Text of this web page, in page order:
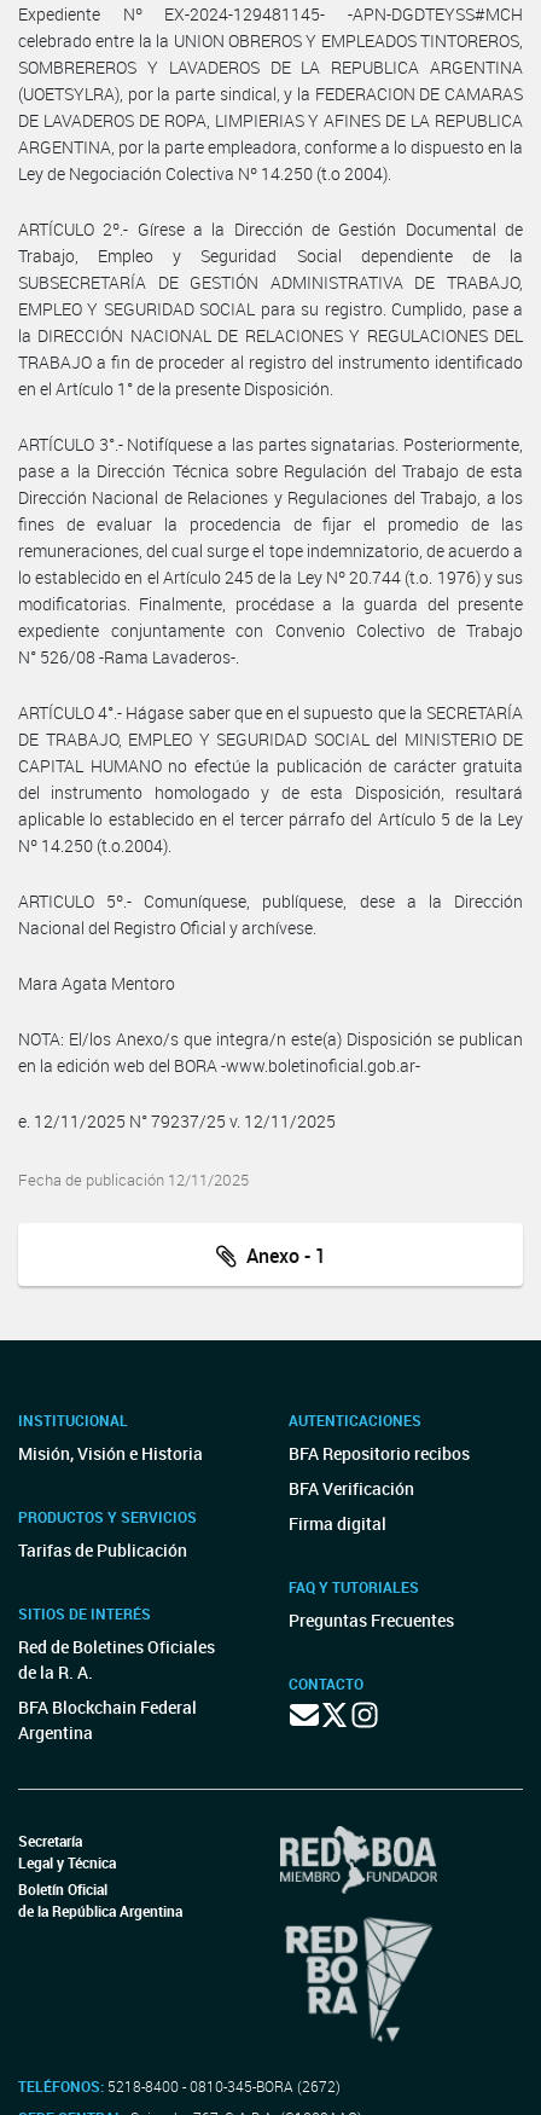
Expediente Nº EX-2024-129481145- -APN-DGDTEYSS#MCH
celebrado entre la la UNION OBREROS Y EMPLEADOS TINTOREROS,
SOMBREREROS Y LAVADEROS DE LA REPUBLICA ARGENTINA
(UOETSYLRA), por la parte sindical, y la FEDERACION DE CAMARAS
DE LAVADEROS DE ROPA, LIMPIERIAS Y AFINES DE LA REPUBLICA
ARGENTINA, por la parte empleadora, conforme a lo dispuesto en la
Ley de Negociación Colectiva Nº 14.250 (t.o 2004).
ARTÍCULO 2º.- Gírese a la Dirección de Gestión Documental de
Trabajo, Empleo y Seguridad Social dependiente de la
SUBSECRETARÍA DE GESTIÓN ADMINISTRATIVA DE TRABAJO,
EMPLEO Y SEGURIDAD SOCIAL para su registro. Cumplido, pase a
la DIRECCIÓN NACIONAL DE RELACIONES Y REGULACIONES DEL
TRABAJO a fin de proceder al registro del instrumento identificado
en el Artículo 1° de la presente Disposición.
ARTÍCULO 3°.- Notifíquese a las partes signatarias. Posteriormente,
pase a la Dirección Técnica sobre Regulación del Trabajo de esta
Dirección Nacional de Relaciones y Regulaciones del Trabajo, a los
fines de evaluar la procedencia de fijar el promedio de las
remuneraciones, del cual surge el tope indemnizatorio, de acuerdo a
lo establecido en el Artículo 245 de la Ley Nº 20.744 (t.o. 1976) y sus
modificatorias. Finalmente, procédase a la guarda del presente
expediente conjuntamente con Convenio Colectivo de Trabajo
N° 526/08 -Rama Lavaderos-.
ARTÍCULO 4°.- Hágase saber que en el supuesto que la SECRETARÍA
DE TRABAJO, EMPLEO Y SEGURIDAD SOCIAL del MINISTERIO DE
CAPITAL HUMANO no efectúe la publicación de carácter gratuita
del instrumento homologado y de esta Disposición, resultará
aplicable lo establecido en el tercer párrafo del Artículo 5 de la Ley
Nº 14.250 (t.o.2004).
ARTICULO 5º.- Comuníquese, publíquese, dese a la Dirección
Nacional del Registro Oficial y archívese.
Mara Agata Mentoro
NOTA: El/los Anexo/s que integra/n este(a) Disposición se publican
en la edición web del BORA -www.boletinoficial.gob.ar-
e. 12/11/2025 N° 79237/25 v. 12/11/2025
Fecha de publicación 12/11/2025
Anexo - 1
INSTITUCIONAL
Misión, Visión e Historia
PRODUCTOS Y SERVICIOS
Tarifas de Publicación
SITIOS DE INTERÉS
Red de Boletines Oficiales
de la R. A.
BFA Blockchain Federal
Argentina
AUTENTICACIONES
BFA Repositorio recibos
BFA Verificación
Firma digital
FAQ Y TUTORIALES
Preguntas Frecuentes
CONTACTO
Secretaría
Legal y Técnica
Boletín Oficial
de la República Argentina
TELÉFONOS: 5218-8400 - 0810-345-BORA (2672)